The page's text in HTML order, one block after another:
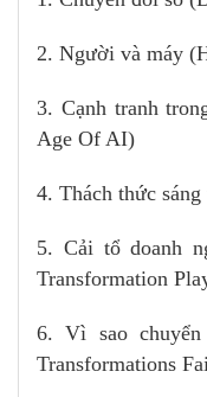
2. Người và máy
3. Cạnh tranh
Age Of AI)
4. Thách thức
5. Cải tổ doanh
Transformation
6. Vì sao
Transformations